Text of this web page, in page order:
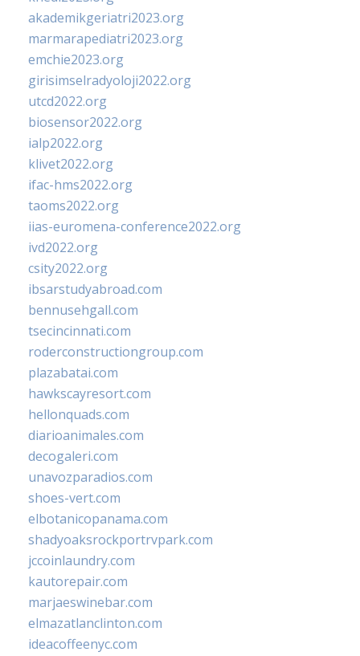
akademikgeriatri2023.org
marmarapediatri2023.org
emchie2023.org
girisimselradyoloji2022.org
utcd2022.org
biosensor2022.org
ialp2022.org
klivet2022.org
ifac-hms2022.org
taoms2022.org
iias-euromena-conference2022.org
ivd2022.org
csity2022.org
ibsarstudyabroad.com
bennusehgall.com
tsecincinnati.com
roderconstructiongroup.com
plazabatai.com
hawkscayresort.com
hellonquads.com
diarioanimales.com
decogaleri.com
unavozparadios.com
shoes-vert.com
elbotanicopanama.com
shadyoaksrockportrvpark.com
jccoinlaundry.com
kautorepair.com
marjaeswinebar.com
elmazatlanclinton.com
ideacoffeenyc.com